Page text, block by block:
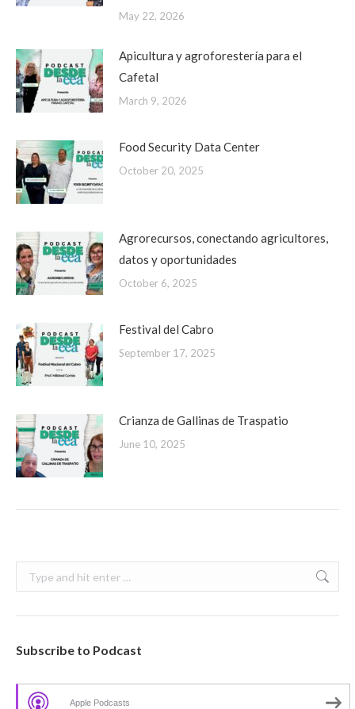
May 22, 2026
Apicultura y agroforestería para el
Cafetal
March 9, 2026
Food Security Data Center
October 20, 2025
Agrorecursos, conectando agricultores,
datos y oportunidades
October 6, 2025
Festival del Cabro
September 17, 2025
Crianza de Gallinas de Traspatio
June 10, 2025
Search:
Subscribe to Podcast
Apple Podcasts